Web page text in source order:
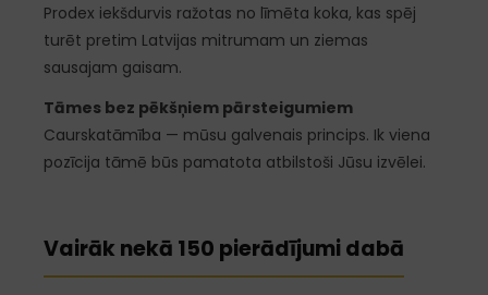
Prodex iekšdurvis ražotas no līmēta koka, kas spēj
turēt pretim Latvijas mitrumam un ziemas
sausajam gaisam.
Tāmes bez pēkšņiem pārsteigumiem
Caurskatāmība — mūsu galvenais princips. Ik viena
pozīcija tāmē būs pamatota atbilstoši Jūsu izvēlei.
Vairāk nekā 150 pierādījumi dabā